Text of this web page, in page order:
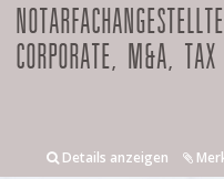
CORPORATE, M&A,
Details anzeigen